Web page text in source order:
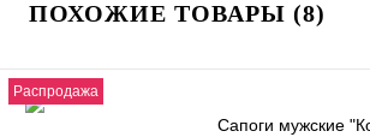
ПОХОЖИЕ ТОВАРЫ (8)
Распродажа
Сапоги мужские